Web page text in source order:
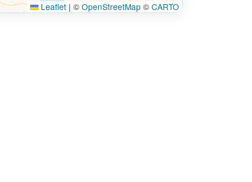
Leaflet | © OpenStreetMap © CARTO